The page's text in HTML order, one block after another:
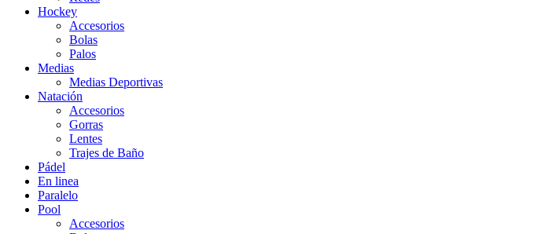
Hockey
Accesorios
Bolas
Palos
Medias
Medias Deportivas
Natación
Accesorios
Gorras
Lentes
Trajes de Baño
Pádel
En linea
Paralelo
Pool
Accesorios